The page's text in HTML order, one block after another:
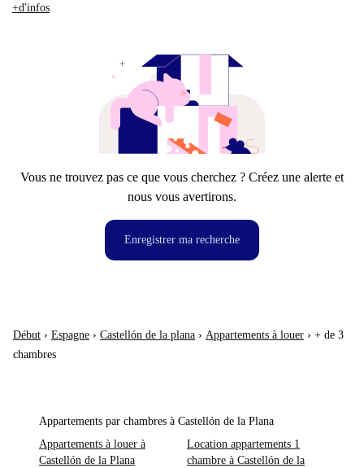
+d'infos
Vous ne trouvez pas ce que vous cherchez ? Créez une alerte et
nous vous avertirons.
Enregistrer ma recherche
Début › Espagne › Castellón de la plana › Appartements à louer › + de 3
chambres
Appartements par chambres à Castellón de la Plana
Appartements à louer à
Castellón de la Plana
Location appartements 1
chambre à Castellón de la